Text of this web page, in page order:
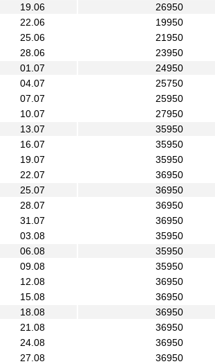
19.06 26950
22.06 19950
25.06 21950
28.06 23950
01.07 24950
04.07 25750
07.07 25950
10.07 27950
13.07 35950
16.07 35950
19.07 35950
22.07 36950
25.07 36950
28.07 36950
31.07 36950
03.08 35950
06.08 35950
09.08 35950
12.08 36950
15.08 36950
18.08 36950
21.08 36950
24.08 36950
27.08 36950